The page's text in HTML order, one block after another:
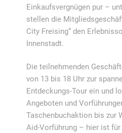
Einkaufsvergnügen pur –
stellen die
City Freising“ den
Innenstadt.
Die teilnehmenden
von 13 bis 18 Uhr zur
Entdeckungs-Tour ein und
Angeboten und
Taschenbuchaktion bis zur
Aid-Vorführung – hier ist